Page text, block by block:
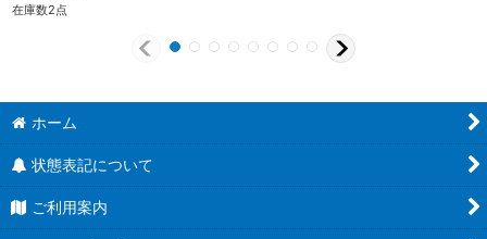
在庫数2点
ホーム
状態表記について
ご利用案内